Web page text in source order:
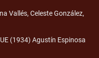
Vallés, Celeste González,
(1934) Agustín Espinosa